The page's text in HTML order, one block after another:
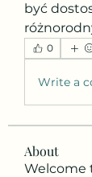
być
0
Write a
About
Welcome